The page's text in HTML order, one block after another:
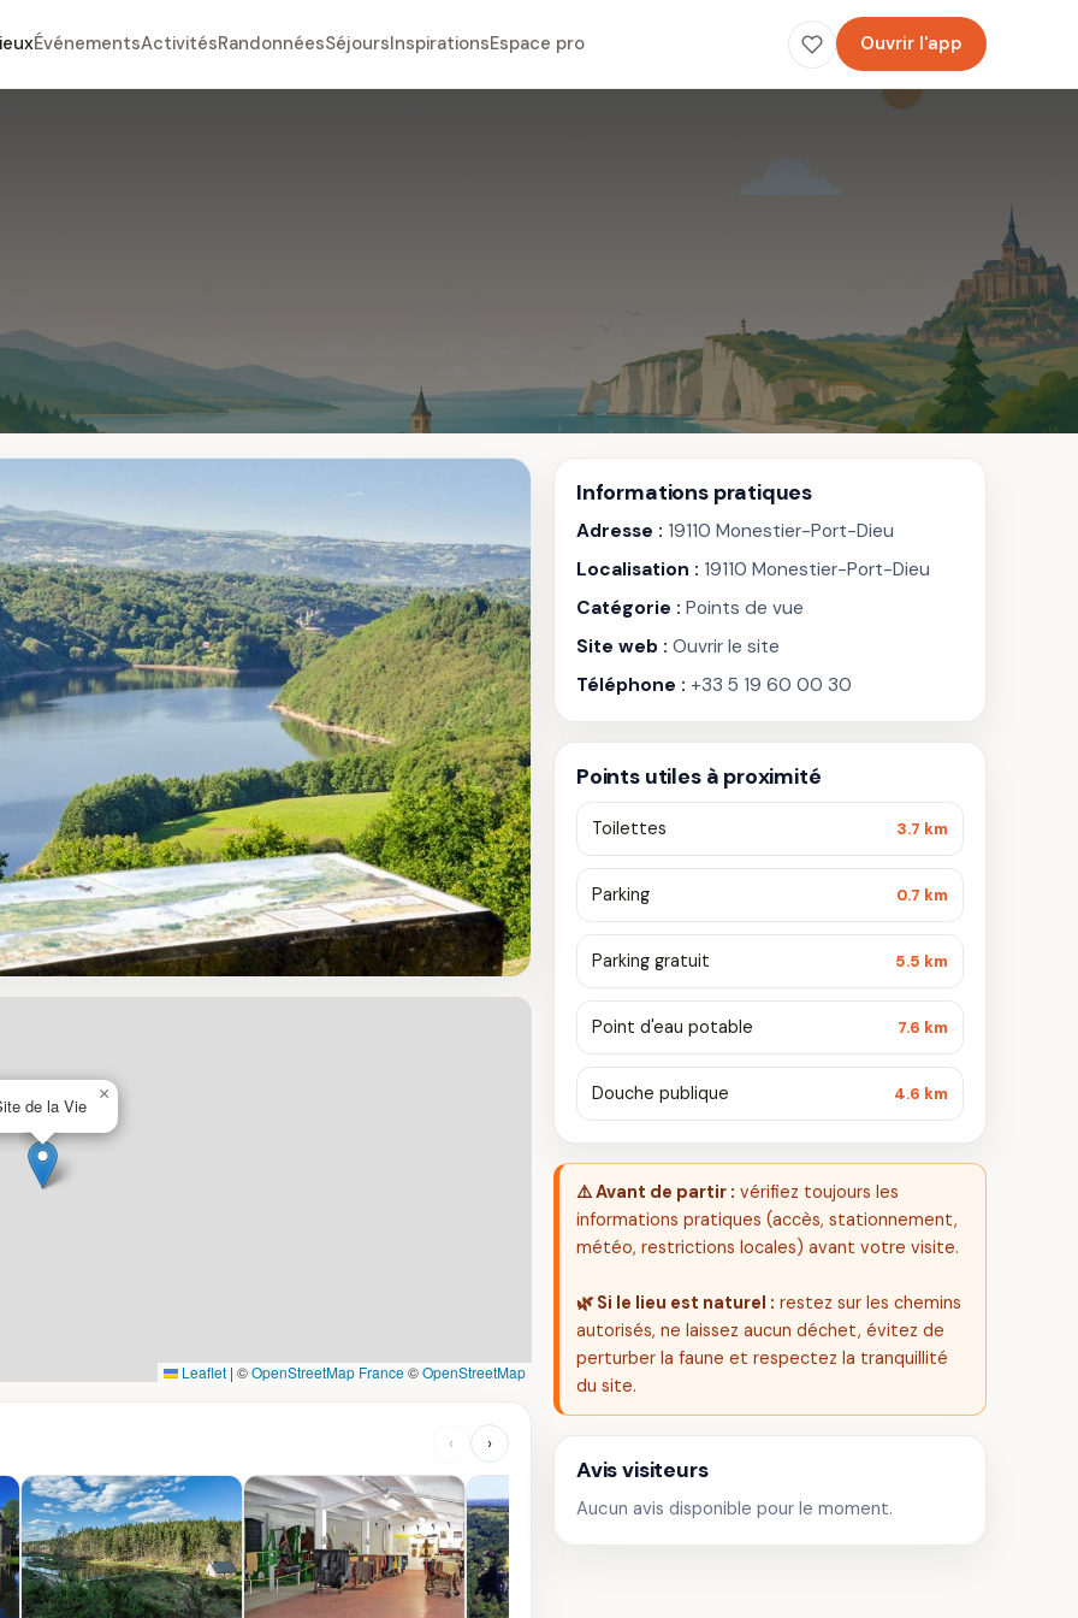
ÉvénementsActivitésRandonnéesSéjoursInspirationsEspace pro Ouvrir l'app
de la Vie
×
Leaflet | ©OpenStreetMap France©OpenStreetMap
‹ ›
Informations pratiques
Adresse : 19110 Monestier-Port-Dieu
Localisation : 19110 Monestier-Port-Dieu
Catégorie : Points de vue
Site web : Ouvrir le site
Téléphone : +33 5 19 60 00 30
Points utiles à proximité
Toilettes 3.7 km
Parking 0.7 km
Parking gratuit 5.5 km
Point d'eau potable 7.6 km
Douche publique 4.6 km
⚠️ Avant de partir : vérifiez toujours les
informations pratiques (accès, stationnement,
météo, restrictions locales) avant votre visite.
🌿 Si le lieu est naturel : restez sur les chemins
autorisés, ne laissez aucun déchet, évitez de
perturber la faune et respectez la tranquillité
du site.
Avis visiteurs
Aucun avis disponible pour le moment.